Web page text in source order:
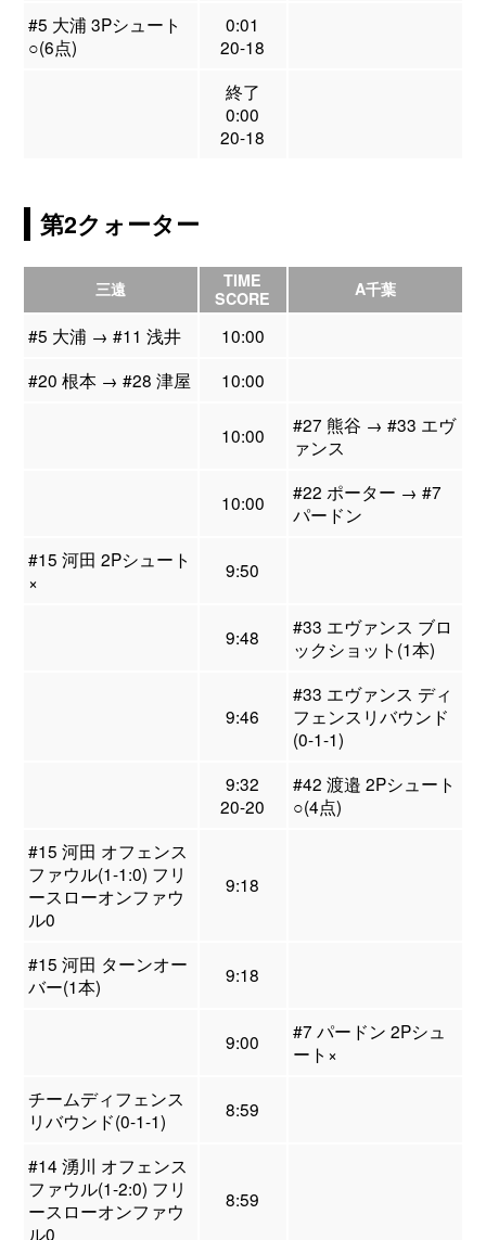
#5 大浦 3Pシュート
○(6点)
0:01
20-18
終了
0:00
20-18
第2クォーター
三遠
TIME
SCORE
A千葉
#5 大浦 → #11 浅井
10:00
#20 根本 → #28 津屋
10:00
10:00
#27 熊谷 → #33 エヴ
ァンス
10:00
#22 ポーター → #7
パードン
#15 河田 2Pシュート
×
9:50
9:48
#33 エヴァンス ブロ
ックショット(1本)
9:46
#33 エヴァンス ディ
フェンスリバウンド
(0-1-1)
9:32
20-20
#42 渡邉 2Pシュート
○(4点)
#15 河田 オフェンス
ファウル(1-1:0) フリ
ースローオンファウ
ル0
9:18
#15 河田 ターンオー
バー(1本)
9:18
9:00
#7 パードン 2Pシュ
ート×
チームディフェンス
リバウンド(0-1-1)
8:59
#14 湧川 オフェンス
ファウル(1-2:0) フリ
ースローオンファウ
ル0
8:59